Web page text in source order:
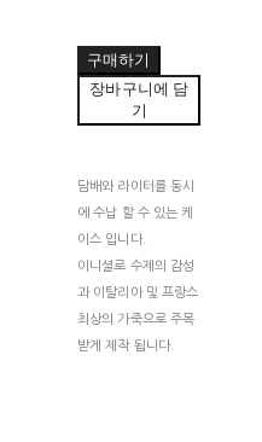
구매하기
장바구니에 담
기
담배와 라이터를 동시
에 수납 할 수 있는 케
이스 입니다.
이니셜로 수제의 감성
과 이탈리아 및 프랑스
최상의 가죽으로 주목
받게 제작 됩니다.